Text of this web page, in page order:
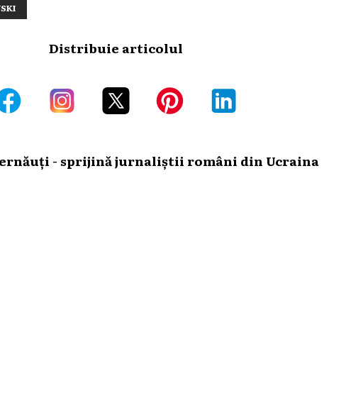
Distribuie articolul
- sprijină jurnaliștii români din Ucraina